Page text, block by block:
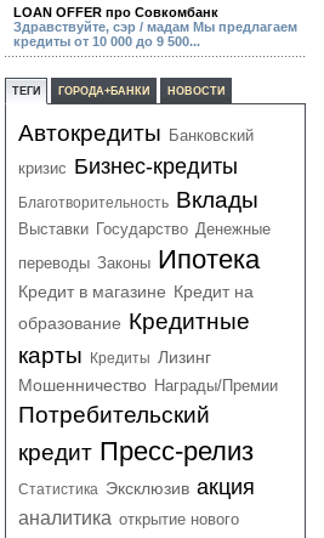
LOAN OFFER про Совкомбанк
Здравствуйте, сэр / мадам Мы предлагаем
кредиты от 10 000 до 9 500...
ТЕГИ ГОРОДА+БАНКИ НОВОСТИ
Автокредиты Банковский
кризис Бизнес-кредиты
Благотворительность Вклады
Выставки Государство Денежные
переводы Законы Ипотека
Кредит в магазине Кредит на
образование Кредитные
карты
Кредиты Лизинг
Мошенничество Награды/Премии
Потребительский
кредит Пресс-релиз
Статистика Эксклюзив акция
аналитика открытие нового